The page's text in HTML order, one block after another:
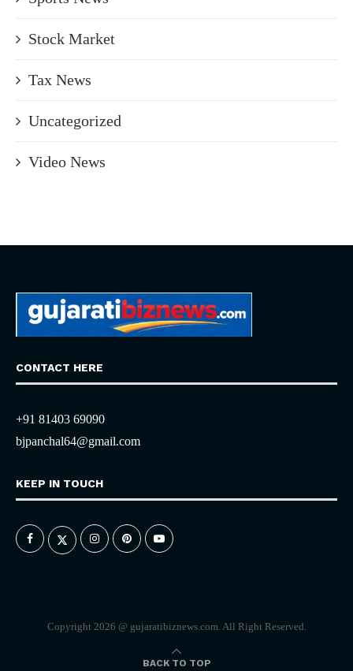
Stock Market
Tax News
Uncategorized
Video News
CONTACT HERE
+91 81403 69090
bjpanchal64@gmail.com
KEEP IN TOUCH
Copyright 2026 @ gujaratibiznews.com. All Right Reserved.
BACK TO TOP